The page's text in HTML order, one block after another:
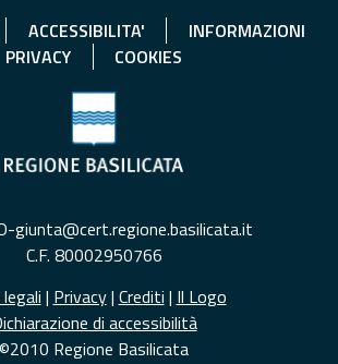
ACCESSIBILITA'
INFORMAZIONI
PRIVACY
COOKIES
giunta@cert.regione.basilicata.it
C.F. 80002950766
| Privacy| Crediti | Il Logo
di accessibilità
©2010 Regione Basilicata